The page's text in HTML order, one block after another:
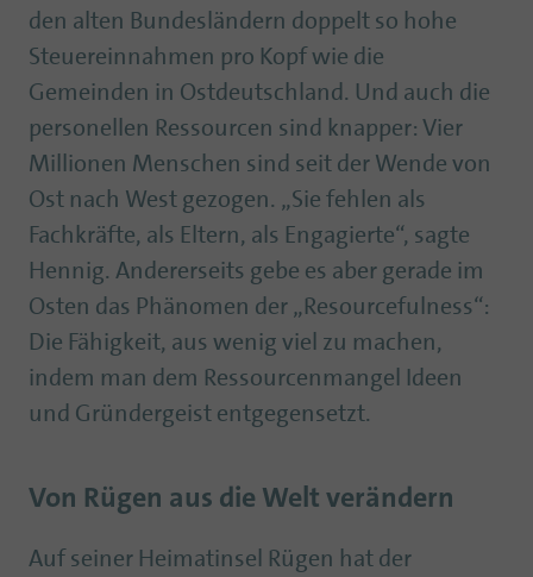
den alten Bundesländern doppelt so hohe
Steuereinnahmen pro Kopf wie die
Gemeinden in Ostdeutschland. Und auch die
personellen Ressourcen sind knapper: Vier
Millionen Menschen sind seit der Wende von
Ost nach West gezogen. „Sie fehlen als
Fachkräfte, als Eltern, als Engagierte“, sagte
Hennig. Andererseits gebe es aber gerade im
Osten das Phänomen der „Resourcefulness“:
Die Fähigkeit, aus wenig viel zu machen,
indem man dem Ressourcenmangel Ideen
und Gründergeist entgegensetzt.
Von Rügen aus die Welt verändern
Auf seiner Heimatinsel Rügen hat der